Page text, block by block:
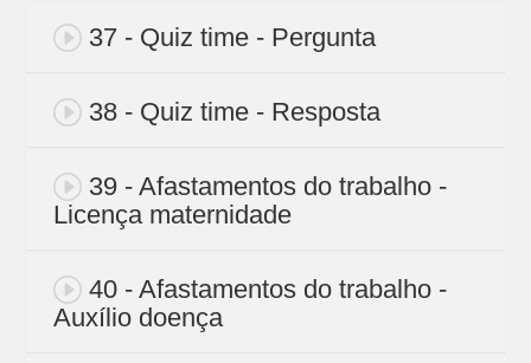
37 - Quiz time - Pergunta
38 - Quiz time - Resposta
39 - Afastamentos do trabalho -
Licença maternidade
40 - Afastamentos do trabalho -
Auxílio doença